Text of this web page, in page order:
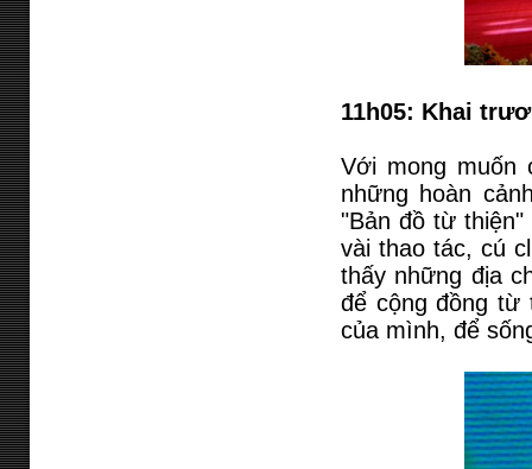
11h05: Khai
Với mong muốn
những hoàn
"Bản đồ từ
vài thao tác, cú
thấy những địa
để cộng đồng từ
của mình, để